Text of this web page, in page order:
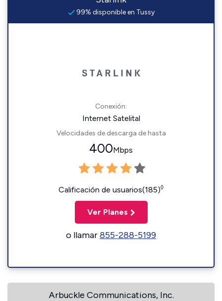
99% disponible en Tussy
Conexión:
Internet Satelital
Velocidades de descarga de hasta
400Mbps
Calificación de usuarios(185)◊
Ver Planes
o llamar855-288-5199
Arbuckle Communications, Inc.